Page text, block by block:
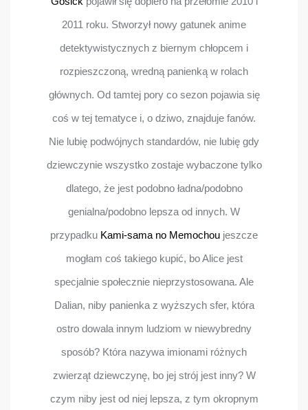
2011 roku. Stworzył nowy gatunek anime
detektywistycznych z biernym chłopcem i
rozpieszczoną, wredną panienką w rolach
głównych. Od tamtej pory co sezon pojawia się
coś w tej tematyce i, o dziwo, znajduje fanów.
Nie lubię podwójnych standardów, nie lubię gdy
dziewczynie wszystko zostaje wybaczone tylko
dlatego, że jest podobno ładna/podobno
genialna/podobno lepsza od innych. W
przypadku Kami-sama no Memochou jeszcze
mogłam coś takiego kupić, bo Alice jest
specjalnie społecznie nieprzystosowana. Ale
Dalian, niby panienka z wyższych sfer, która
ostro dowala innym ludziom w niewybredny
sposób? Która nazywa imionami różnych
zwierząt dziewczynę, bo jej strój jest inny? W
czym niby jest od niej lepsza, z tym okropnym